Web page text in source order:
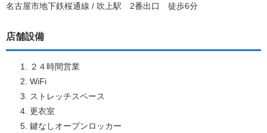
名古屋市地下鉄桜通線 / 吹上駅 2番出口 徒歩6分
店舗設備
２４時間営業
WiFi
ストレッチスペース
更衣室
鍵なしオープンロッカー